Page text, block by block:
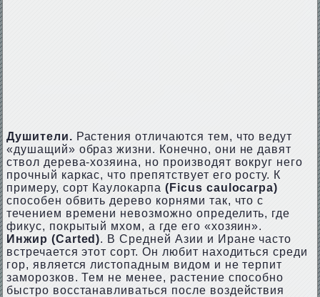
Душители. Растения отличаются тем, что ведут
«душащий» образ жизни. Конечно, они не давят
ствол дерева-хозяина, но производят вокруг него
прочный каркас, что препятствует его росту. К
примеру, сорт Каулокарпа (Ficus caulocarpa)
способен обвить дерево корнями так, что с
течением времени невозможно определить, где
фикус, покрытый мхом, а где его «хозяин».
Инжир (Carted). В Средней Азии и Иране часто
встречается этот сорт. Он любит находиться среди
гор, является листопадным видом и не терпит
заморозков. Тем не менее, растение способно
быстро восстанавливаться после воздействия